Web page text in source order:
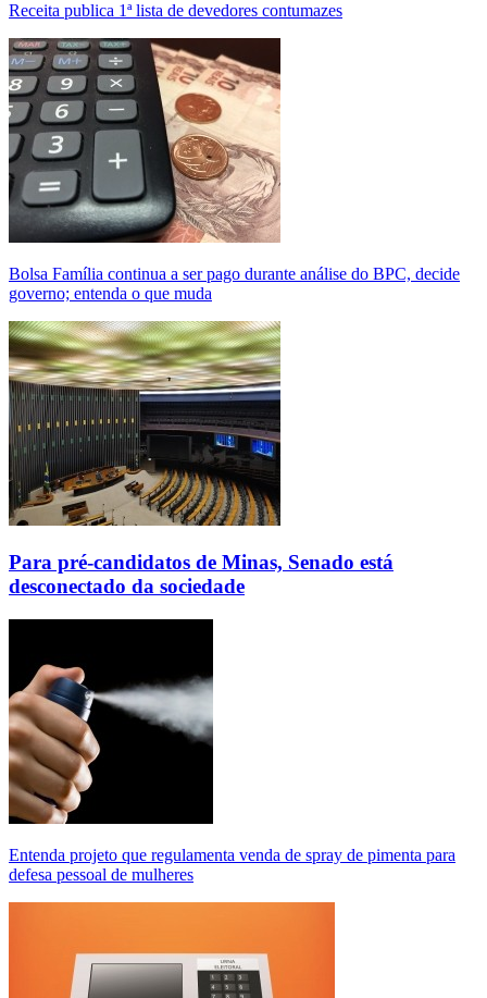
Receita publica 1ª lista de devedores contumazes
Bolsa Família continua a ser pago durante análise do BPC, decide
governo; entenda o que muda
Para pré-candidatos de Minas, Senado está
desconectado da sociedade
Entenda projeto que regulamenta venda de spray de pimenta para
defesa pessoal de mulheres